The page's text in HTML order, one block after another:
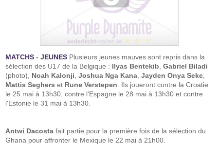
MATCHS -JEUNES Plusieurs jeunes mauves sont repris dans la
sélection des U17 de la Belgique : Ilyas Bentekib ,Gabriel Biladi
(photo), Noah Kalonji ,Joshua Nga Kana ,Jayden Onya Seke
Mattis Seghers et Rune Verstepen . Ils joueront contre la Croatie
le 25 mai à 13h30, contre l'Espagne le 28 mai à 13h30 et contre
l'Estonie le 31 mai à 13h30.
Antwi Dacosta fait partie pour la première fois de la sélection du
Ghana pour affronter le Mexique le 22 mai à 21h00.